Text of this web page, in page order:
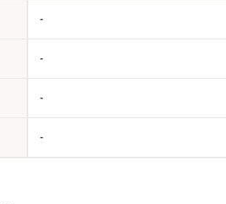
-
-
-
-